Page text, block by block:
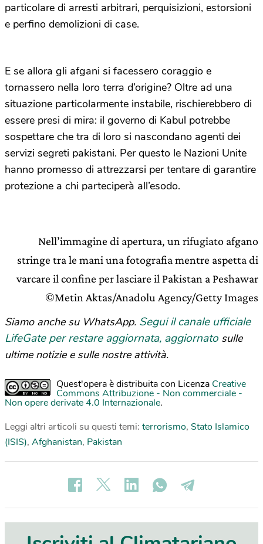
particolare di arresti arbitrari, perquisizioni, estorsioni
e perfino demolizioni di case.
E se allora gli afgani si facessero coraggio e
tornassero nella loro terra d’origine? Oltre ad una
situazione particolarmente instabile, rischierebbero di
essere presi di mira: il governo di Kabul potrebbe
sospettare che tra di loro si nascondano agenti dei
servizi segreti pakistani. Per questo le Nazioni Unite
hanno promesso di attrezzarsi per tentare di garantire
protezione a chi parteciperà all’esodo.
Nell’immagine di apertura, un rifugiato afgano
stringe tra le mani una fotografia mentre aspetta di
varcare il confine per lasciare il Pakistan a Peshawar
©Metin Aktas/Anadolu Agency/Getty Images
Siamo anche su WhatsApp. Segui il canale ufficiale
LifeGate per restare aggiornata, aggiornato sulle
ultime notizie e sulle nostre attività.
Quest'opera è distribuita con Licenza Creative
Commons Attribuzione - Non commerciale -
Non opere derivate 4.0 Internazionale.
Leggi altri articoli su questi temi: terrorismo, Stato Islamico
(ISIS), Afghanistan, Pakistan